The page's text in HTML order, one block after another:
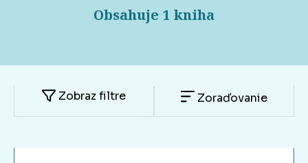
Obsahuje 1 kniha
Zobraz filtre Zoraďovanie